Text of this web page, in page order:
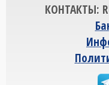
КОНТАКТЫ: